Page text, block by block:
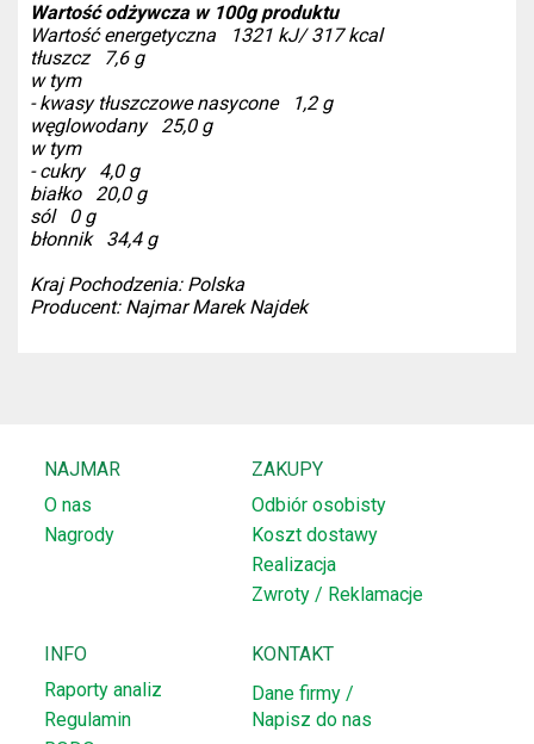
Wartość odżywcza w 100g produktu
Wartość energetyczna 1321 kJ/ 317 kcal
tłuszcz 7,6 g
w tym
- kwasy tłuszczowe nasycone 1,2 g
węglowodany 25,0 g
w tym
- cukry 4,0 g
białko 20,0 g
sól 0 g
błonnik 34,4 g
Kraj Pochodzenia: Polska
Producent: Najmar Marek Najdek
NAJMAR
O nas
Nagrody
ZAKUPY
Odbiór osobisty
Koszt dostawy
Realizacja
Zwroty / Reklamacje
INFO
Raporty analiz
Regulamin
KONTAKT
Dane firmy /
Napisz do nas